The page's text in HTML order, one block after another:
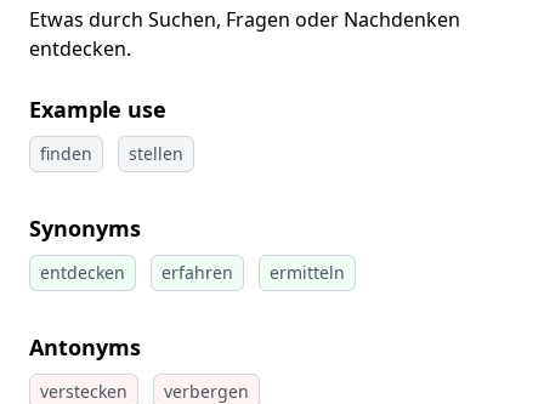
Etwas durch Suchen, Fragen oder Nachdenken
entdecken.
Example use
finden stellen
Synonyms
entdecken erfahren ermitteln
Antonyms
verstecken verbergen